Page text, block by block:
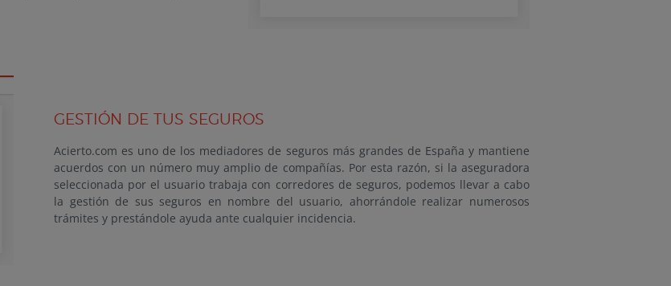
GESTIÓN DE TUS SEGUROS
Acierto.com es uno de los mediadores de seguros más grandes de España y mantiene
acuerdos con un número muy amplio de compañías. Por esta razón, si la aseguradora
seleccionada por el usuario trabaja con corredores de seguros, podemos llevar a cabo
la gestión de sus seguros en nombre del usuario, ahorrándole realizar numerosos
trámites y prestándole ayuda ante cualquier incidencia.